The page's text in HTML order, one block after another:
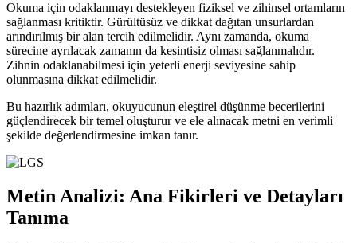
Okuma için odaklanmayı destekleyen fiziksel ve zihinsel ortamların
sağlanması kritiktir. Gürültüsüz ve dikkat dağıtan unsurlardan
arındırılmış bir alan tercih edilmelidir. Aynı zamanda, okuma
sürecine ayrılacak zamanın da kesintisiz olması sağlanmalıdır.
Zihnin odaklanabilmesi için yeterli enerji seviyesine sahip
olunmasına dikkat edilmelidir.
Bu hazırlık adımları, okuyucunun eleştirel düşünme becerilerini
güçlendirecek bir temel oluşturur ve ele alınacak metni en verimli
şekilde değerlendirmesine imkan tanır.
Metin Analizi: Ana Fikirleri ve Detayları
Tanıma